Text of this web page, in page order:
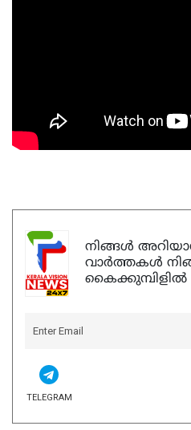
നിങ്ങൾ
വാർത്തകൾ
കൈക്കുമ്പിളിൽ
TELEGRAM